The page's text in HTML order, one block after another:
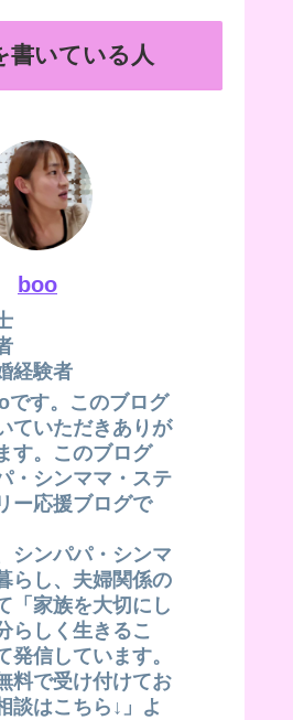
書いている人
boo
経験者
です。このブログ
ていただきありが
す。このブログ
・シンママ・ステ
ー応援ブログで
シンパパ・シンマ
らし、夫婦関係の
「家族を大切にし
らしく生きるこ
発信しています。
料で受け付けてお
談はこちら↓」よ